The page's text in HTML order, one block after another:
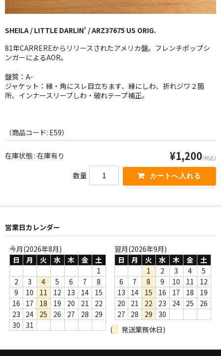
BLUE NOTE
JAZZ-EU
JAZZ-JP
JAZZ-VOCAL
J-POP
FOLK,SSW
WORLD
レア盤（1万円以上）
Webのみ no.2
Webのみ no.3
Webのみ no.4
売り切れ
SHEILA / LITTLE DARLIN' / ARZ37675 US ORIG.
81年CARREREからリリースされたアメリカ盤。フレンチポップシ
ンガーによるAOR。
盤質：A-
ジャケット：縁・角にスレ目立ちます、縁にしわ、折れジワ２箇
所、インナースリーブしわ・破れテープ補正。
（商品コード: E59）
在庫状態 : 在庫有り ¥1,200(税込)
数量
営業日カレンダー
今月(2026年8月)
日
月 火 水 木 金
土
1
2
3 4 5 6 7
8
9
10 11 12 13 14
15
16
17 18 19 20 21
22
23
24 25 26 27 28
29
30
31
翌月(2026年9月)
日
月 火 水 木 金
土
1
2 3 4
5
6
7 8 9 10 11
12
13
14 15 16 17 18
19
20
21 22 23 24 25
26
27
28 29
30
(
発送業務休日)